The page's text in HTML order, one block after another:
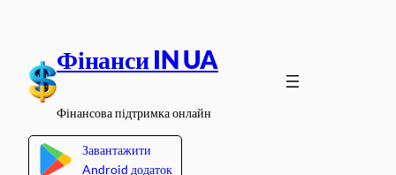
вмісту
Фінанси IN UA
Фінансова підтримка онлайн
Завантажити
Android додаток